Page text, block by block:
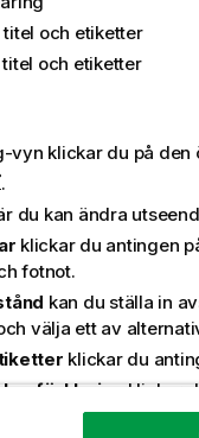
och etiketter
och etiketter
vyn klickar du på
.
du kan ändra
klickar du antingen
fotnot.
kan du ställa in
välja ett av
klickar du
klickar
y-axeln